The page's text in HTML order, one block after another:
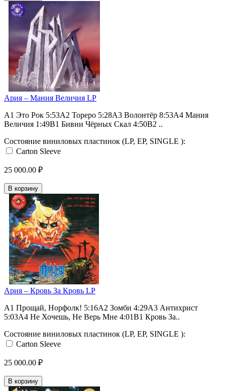
Ария – Мания Величия LP
A1 Это Рок 5:53A2 Тореро 5:28A3 Волонтёр 8:53A4 Мания
Величия 1:49B1 Бивни Чёрных Скал 4:50B2 ..
Состояние виниловых пластинок (LP, EP, SINGLE ):
Carton Sleeve
25 000.00 ₽
В корзину
Ария – Кровь За Кровь LP
A1 Прощай, Норфолк! 5:16A2 Зомби 4:29A3 Антихрист
5:03A4 Не Хочешь, Не Верь Мне 4:01B1 Кровь За..
Состояние виниловых пластинок (LP, EP, SINGLE ):
Carton Sleeve
25 000.00 ₽
В корзину